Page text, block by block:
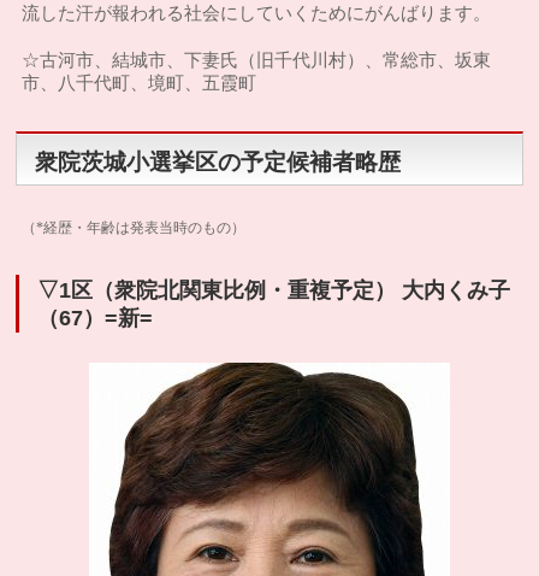
流した汗が報われる社会にしていくためにがんばります。
☆古河市、結城市、下妻氏（旧千代川村）、常総市、坂東
市、八千代町、境町、五霞町
衆院茨城小選挙区の予定候補者略歴
（*経歴・年齢は発表当時のもの）
▽1区（衆院北関東比例・重複予定） 大内くみ子
（67）=新=